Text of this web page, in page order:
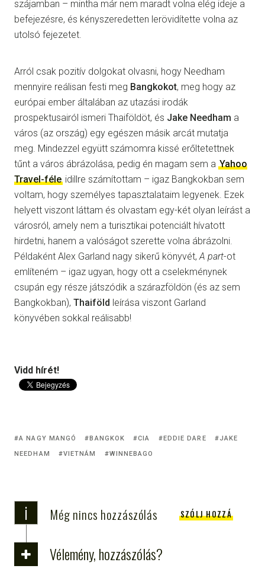
szájamban – mintha már nem maradt volna elég ideje a
befejezésre, és kényszeredetten lerövidítette volna az
utolsó fejezetet.
Arról csak pozitív dolgokat olvasni, hogy Needham
mennyire reálisan festi meg Bangkokot, meg hogy az
európai ember általában az utazási irodák
prospektusairól ismeri Thaiföldöt, és Jake Needham a
város (az ország) egy egészen másik arcát mutatja
meg. Mindezzel együtt számomra kissé erőltetettnek
tűnt a város ábrázolása, pedig én magam sem a Yahoo
Travel-féle idillre számítottam – igaz Bangkokban sem
voltam, hogy személyes tapasztalataim legyenek. Ezek
helyett viszont láttam és olvastam egy-két olyan leírást a
városról, amely nem a turisztikai potenciált hívatott
hirdetni, hanem a valóságot szerette volna ábrázolni.
Példaként Alex Garland nagy sikerű könyvét, A part-ot
említeném – igaz ugyan, hogy ott a cselekménynek
csupán egy része játszódik a szárazföldön (és az sem
Bangkokban), Thaiföld leírása viszont Garland
könyvében sokkal reálisabb!
Vidd hírét!
A NAGY MANGÓ BANGKOK CIA EDDIE DARE
JAKE
NEEDHAM
VIETNÁM WINNEBAGO
i Még nincs hozzászólás SZÓLJ HOZZÁ
Vélemény, hozzászólás?